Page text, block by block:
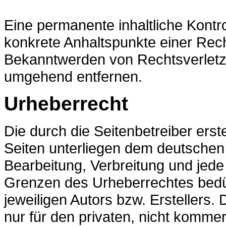
Eine permanente inhaltliche
konkrete Anhaltspunkte einer
Bekanntwerden von
umgehend entfernen.
Urheberrecht
Die durch die Seitenbetreiber
Seiten unterliegen dem
Bearbeitung, Verbreitung und
Grenzen des Urheberrechtes
jeweiligen Autors bzw. Erstellers.
nur für den privaten, nicht